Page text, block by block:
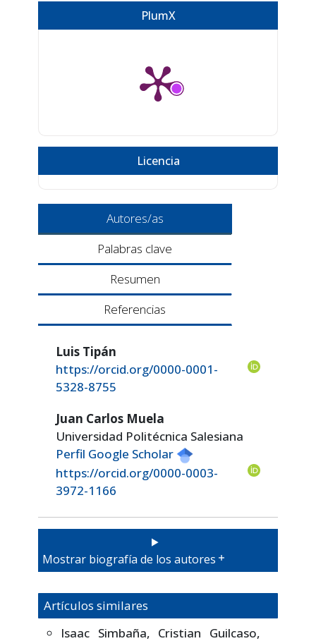
PlumX
Licencia
Autores/as
Palabras clave
Resumen
Referencias
Luis Tipán
https://orcid.org/0000-0001-
5328-8755
Juan Carlos Muela
Universidad Politécnica Salesiana
Perfil Google Scholar
https://orcid.org/0000-0003-
3972-1166
Mostrar biografía de los autores
Artículos similares
Isaac Simbaña, Cristian Guilcaso,